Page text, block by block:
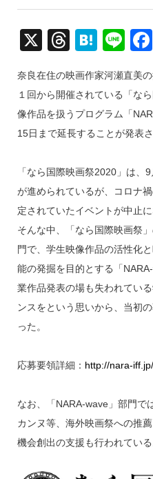
X
T
e
a
d
H
e
n
a
Li
e
奈良在住の映画作家河瀬直美
１回から開催されている「な
像作品を扱うプログラム「
15日まで延長することが発表さ
「なら国際映画祭2020」は、
が進められているが、コロナ
定されていたイベントが中止に
そんな中、「なら国際映画祭
門で、学生映像作品の活性化
能の発掘を目的とする「
業作品発表の場も失われてい
ンスをという思いから、当初
った。
応募要領詳細： http://nara-
なお、「NARA-wave」部門で
カンヌ等、海外映画祭への推
機会創出の支援も行われている